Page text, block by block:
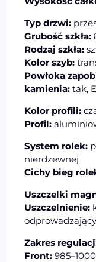
Typ drzwi:
Grubość szkła:
Rodzaj szkła:
Kolor szyb:
Powłoka
kamienia: tak,
Kolor profili:
Profil:
System rolek:
nierdzewnej
Cichy bieg
Uszczelki
Uszczelnienie:
Zakres
Front: